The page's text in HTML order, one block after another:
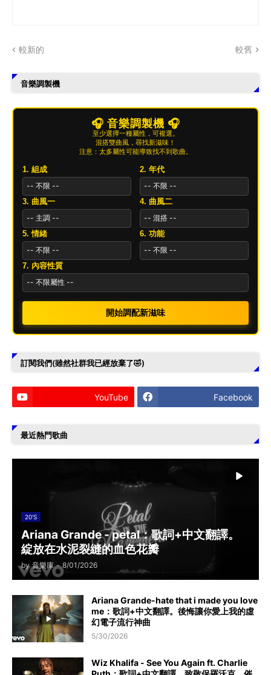
較新的 較舊
音樂調製機
🎧 音樂調製機 🎧
至少選擇一種屬性，可複選。
混搭雙曲風，尋找新滋味！
注意：太多屬性可能導致找不到歌曲。
1. 組成 2. 年代
3. 曲風一 4. 曲風二
5. 情緒 6. 功能
7. 內容性質
開始調配新滋味
訂閱我們(雖然社群我已經放棄了🤣)
YouTube Facebook
最近熱門歌曲
20'S
Ariana Grande - petal：歌詞+中文翻譯。
綻放在水泥裂縫的血色花瓣
by 音樂庫 - 8/01/2026
Ariana Grande-hate that i made you love
me：歌詞+中文翻譯。後悔讓你愛上我的虛
幻電子流行神曲
5/30/2026
Wiz Khalifa - See You Again ft. Charlie